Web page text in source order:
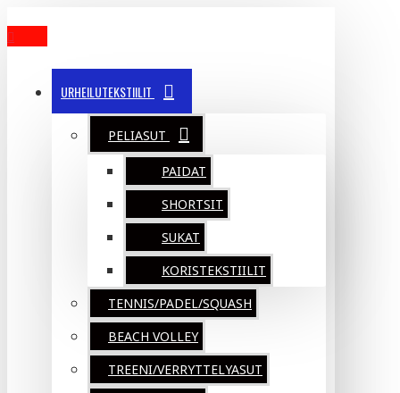
URHEILUTEKSTIILIT
PELIASUT
PAIDAT
SHORTSIT
SUKAT
KORISTEKSTIILIT
TENNIS/PADEL/SQUASH
BEACH VOLLEY
TREENI/VERRYTTELYASUT